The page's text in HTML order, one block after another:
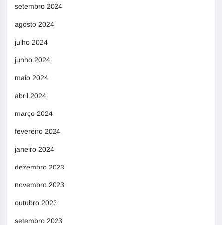
setembro 2024
agosto 2024
julho 2024
junho 2024
maio 2024
abril 2024
março 2024
fevereiro 2024
janeiro 2024
dezembro 2023
novembro 2023
outubro 2023
setembro 2023